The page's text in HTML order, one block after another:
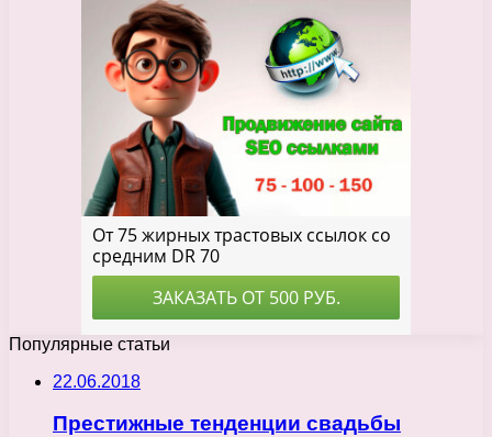
Популярные статьи
22.06.2018
Престижные тенденции свадьбы